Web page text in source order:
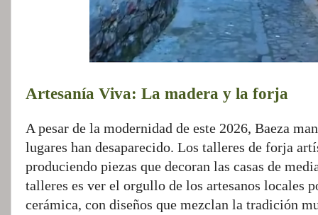
Artesanía Viva: La madera y la forja
A pesar de la modernidad de este 2026, Baeza
lugares han desaparecido. Los talleres de forja
produciendo piezas que decoran las casas de
talleres es ver el orgullo de los artesanos locales
cerámica, con diseños que mezclan la tradición